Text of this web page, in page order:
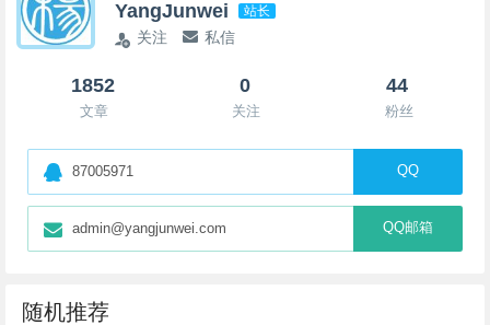
YangJunwei 站长
关注 私信
1852
文章
0
关注
44
粉丝
87005971 QQ
admin@yangjunwei.com QQ邮箱
随机推荐